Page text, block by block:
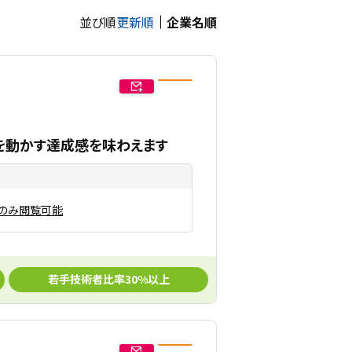
並び順更新順 企業名順
かす達成感を味わえます
み閲覧可能
若手技術者比率30%以上